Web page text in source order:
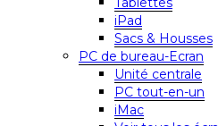
iPad
Sacs & Housses
PC de bureau-Ecran
Unité centrale
PC tout-en-un
iMac